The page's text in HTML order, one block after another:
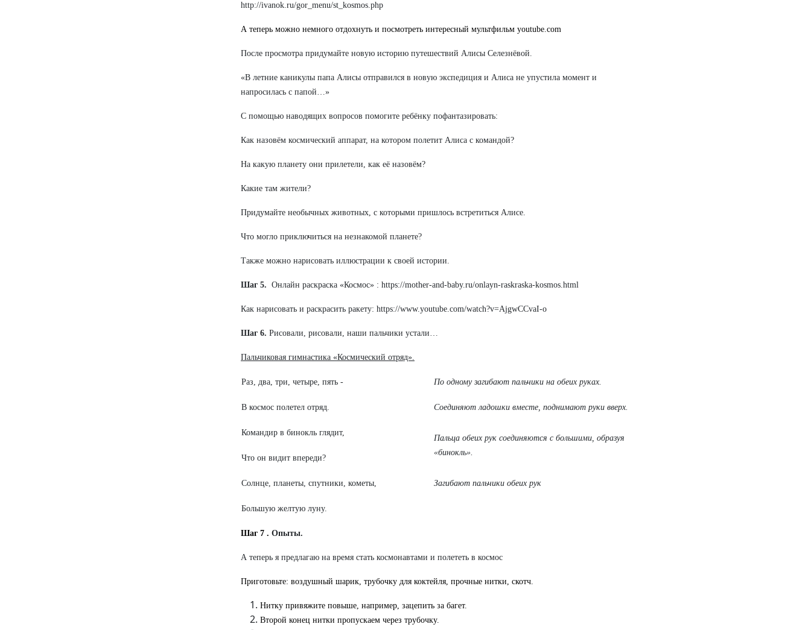
http://ivanok.ru/gor_menu/st_kosmos.php
А теперь можно немного отдохнуть и посмотреть интересный мультфильм youtube.com
После просмотра придумайте новую историю путешествий Алисы Селезнёвой.
«В летние каникулы папа Алисы отправился в новую экспедиция и Алиса не упустила момент и
напросилась с папой…»
С помощью наводящих вопросов помогите ребёнку пофантазировать:
Как назовём космический аппарат, на котором полетит Алиса с командой?
На какую планету они прилетели, как её назовём?
Какие там жители?
Придумайте необычных животных, с которыми пришлось встретиться Алисе.
Что могло приключиться на незнакомой планете?
Также можно нарисовать иллюстрации к своей истории.
Шаг 5. Онлайн раскраска «Космос» : https://mother-and-baby.ru/onlayn-raskraska-kosmos.html
Как нарисовать и раскрасить ракету: https://www.youtube.com/watch?v=AjgwCCvaI-o
Шаг 6. Рисовали, рисовали, наши пальчики устали…
Пальчиковая гимнастика «Космический отряд».
Раз, два, три, четыре, пять - По одному загибают пальчики на обеих руках.
В космос полетел отряд. Соединяют ладошки вместе, поднимают руки вверх.
Командир в бинокль глядит,
Пальца обеих рук соединяются с большими, образуя
«бинокль».
Что он видит впереди?
Солнце, планеты, спутники, кометы, Загибают пальчики обеих рук
Большую желтую луну.
Шаг 7 . Опыты.
А теперь я предлагаю на время стать космонавтами и полететь в космос
Приготовьте: воздушный шарик, трубочку для коктейля, прочные нитки, скотч.
Нитку привяжите повыше, например, зацепить за багет.
Второй конец нитки пропускаем через трубочку.